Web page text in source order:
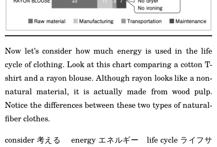
Now let’s consider how much energy is used in the life
cycle of clothing. Look at this chart comparing a cotton T-
shirt and a rayon blouse. Although rayon looks like a non-
natural material, it is actually made from wood pulp.
Notice the differences between these two types of natural-
fiber clothes.
consider 考える energy エネルギー life cycle ライフサ